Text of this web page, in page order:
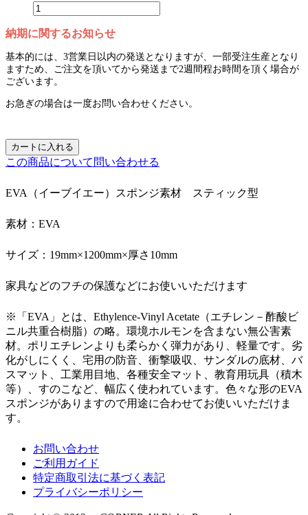
納期に関するお知らせ
基本的には、3営業日以内の発送となりますが、一部受注生産となり
ますため、ご注文を頂いてから発送まで2週間程お時間を頂く場合が
ございます。
お急ぎの場合は一度お問い合わせください。
カートに入れる
この商品について問い合わせる
EVA（イーブイエー）スポンジ素材 スティック型
素材：EVA
サイズ：19mm×1200mm×厚さ10mm
家具などのフチの保護などにお使いいただけます
※「EVA」とは、Ethylence-Vinyl Acetate（エチレン－酢酸ビ
ニル共重合樹脂）の略。環境ホルモンを含まない無公害素
材。ポリエチレンよりも柔らかく弾力があり、軽量です。劣
化がしにくく、宅用の防音、衝撃吸収、サンダルの底材、バ
スマット、工業用目地、各種安全マット、教育用玩具（積木
等）、すのこなど、幅広く使われています。色々な形のEVA
スポンジがありますので用途に合わせてお使いいただけま
す。
お問い合わせ
ご利用ガイド
特定商取引法に基づく表記
プライバシーポリシー